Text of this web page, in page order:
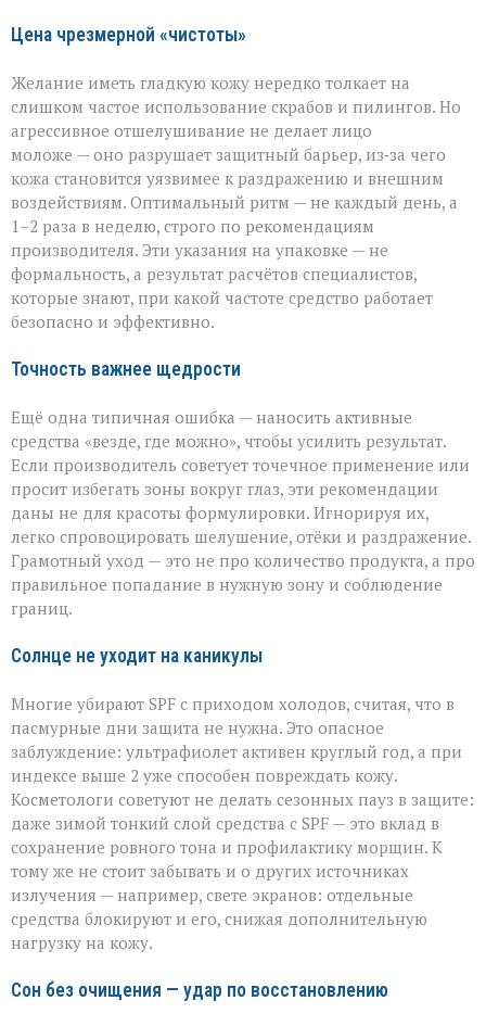
Цена чрезмерной «чистоты»
Желание иметь гладкую кожу нередко толкает на
слишком частое использование скрабов и пилингов. Но
агрессивное отшелушивание не делает лицо
моложе — оно разрушает защитный барьер, из‑за чего
кожа становится уязвимее к раздражению и внешним
воздействиям. Оптимальный ритм — не каждый день, а
1–2 раза в неделю, строго по рекомендациям
производителя. Эти указания на упаковке — не
формальность, а результат расчётов специалистов,
которые знают, при какой частоте средство работает
безопасно и эффективно.
Точность важнее щедрости
Ещё одна типичная ошибка — наносить активные
средства «везде, где можно», чтобы усилить результат.
Если производитель советует точечное применение или
просит избегать зоны вокруг глаз, эти рекомендации
даны не для красоты формулировки. Игнорируя их,
легко спровоцировать шелушение, отёки и раздражение.
Грамотный уход — это не про количество продукта, а про
правильное попадание в нужную зону и соблюдение
границ.
Солнце не уходит на каникулы
Многие убирают SPF с приходом холодов, считая, что в
пасмурные дни защита не нужна. Это опасное
заблуждение: ультрафиолет активен круглый год, а при
индексе выше 2 уже способен повреждать кожу.
Косметологи советуют не делать сезонных пауз в защите:
даже зимой тонкий слой средства с SPF — это вклад в
сохранение ровного тона и профилактику морщин. К
тому же не стоит забывать и о других источниках
излучения — например, свете экранов: отдельные
средства блокируют и его, снижая дополнительную
нагрузку на кожу.
Сон без очищения — удар по восстановлению